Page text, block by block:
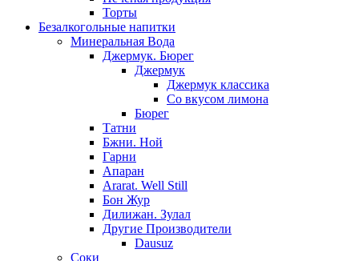
Торты
Безалкогольные напитки
Минеральная Вода
Джермук. Бюрег
Джермук
Джермук классика
Со вкусом лимона
Бюрег
Татни
Бжни. Ной
Гарни
Апаран
Ararat. Well Still
Бон Жур
Дилижан. Зулал
Другие Производители
Dausuz
Соки